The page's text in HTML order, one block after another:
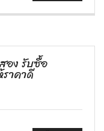
อง รับซื้อ
ราคาดี